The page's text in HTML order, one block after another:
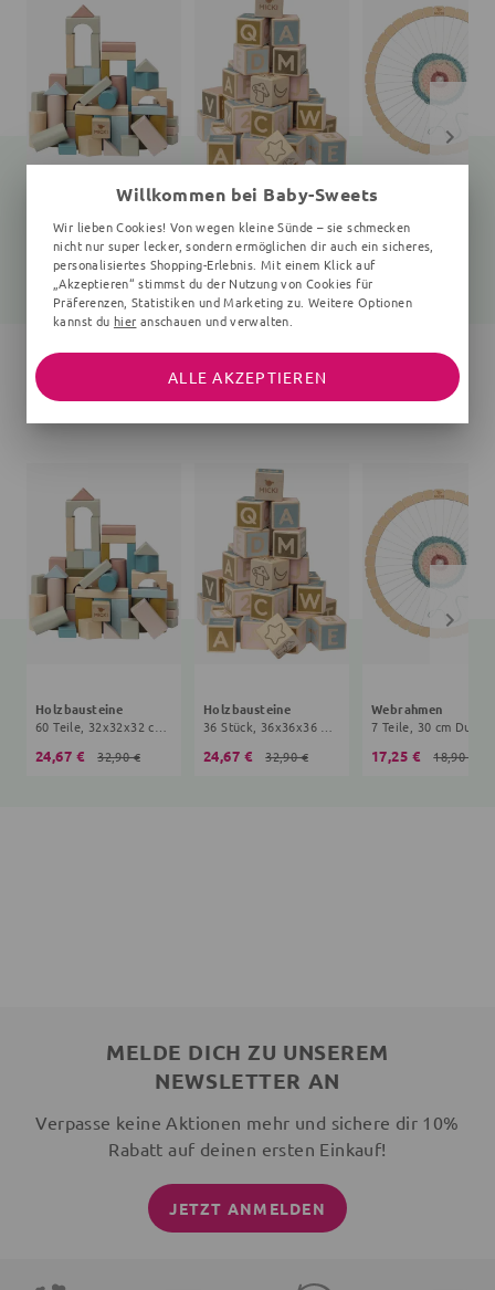
Holzbausteine
60 Teile, 32x32x32 cm, 5+ Monate, bunt
24,67 € 32,90 €
Holzbausteine
36 Stück, 36x36x36 mm, 5+ Monate, bunt
24,67 € 32,90 €
Webrahmen
17,25 €
Holzbausteine
60 Teile, 32x32x32 cm, 5+ Monate, bunt
24,67 € 32,90 €
Holzbausteine
36 Stück, 36x36x36 mm, 5+ Monate, bunt
24,67 € 32,90 €
Webrahmen
17,25 € 18,90 €
MELDE DICH ZU UNSEREM
NEWSLETTER AN
Verpasse keine Aktionen mehr und sichere dir 10%
Rabatt auf deinen ersten Einkauf!
JETZT ANMELDEN
Willkommen bei Baby-Sweets
Wir lieben Cookies! Von wegen kleine Sünde – sie schmecken
nicht nur super lecker, sondern ermöglichen dir auch ein sicheres,
personalisiertes Shopping-Erlebnis. Mit einem Klick auf
„Akzeptieren“ stimmst du der Nutzung von Cookies für
Präferenzen, Statistiken und Marketing zu. Weitere Optionen
kannst du hier anschauen und verwalten.
ALLE AKZEPTIEREN